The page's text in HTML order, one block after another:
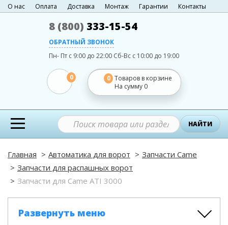
О нас Оплата Доставка Монтаж Гарантии Контакты
8 (800) 333-15-54
ОБРАТНЫЙ ЗВОНОК
Пн- Пт с 9:00 до 22:00 Сб-Вс с 10:00 до 19:00
0 0 Товаров в корзине
На сумму 0
НАЙТИ
Главная Автоматика для ворот
Запчасти Came
Запчасти для распашных ворот
Запчасти для Came ATI 3000
Развернуть меню